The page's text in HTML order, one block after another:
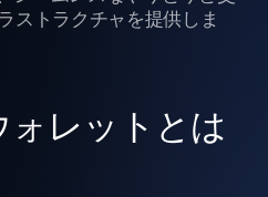
ストラクチャを提供しま
レットとは